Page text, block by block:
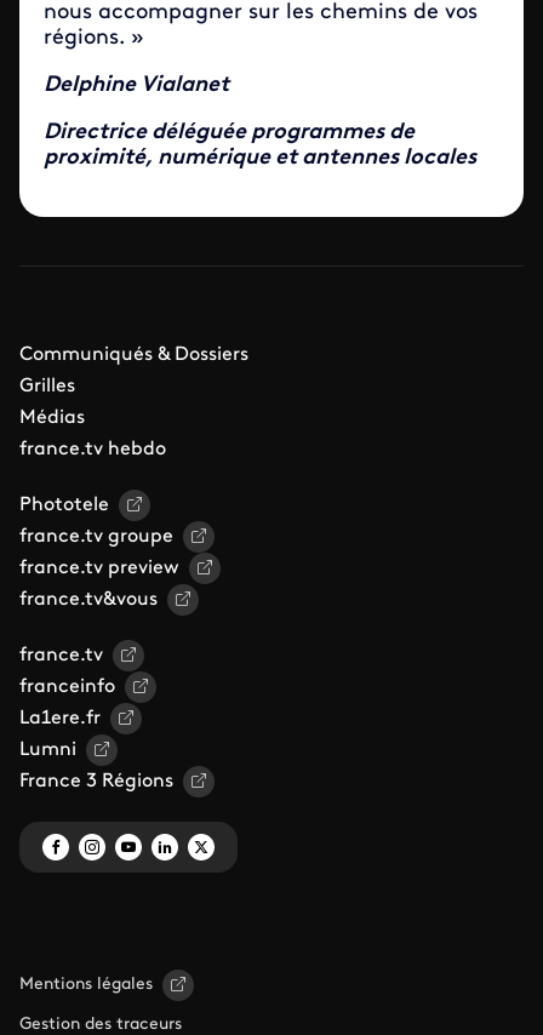
nous accompagner sur les chemins de vos
régions. »
Delphine Vialanet
Directrice déléguée programmes de
proximité, numérique et antennes locales
Communiqués & Dossiers
Grilles
Médias
france.tv hebdo
Phototele
france.tv groupe
france.tv preview
france.tv&vous
france.tv
franceinfo
La1ere.fr
Lumni
France 3 Régions
Mentions légales
Gestion des traceurs